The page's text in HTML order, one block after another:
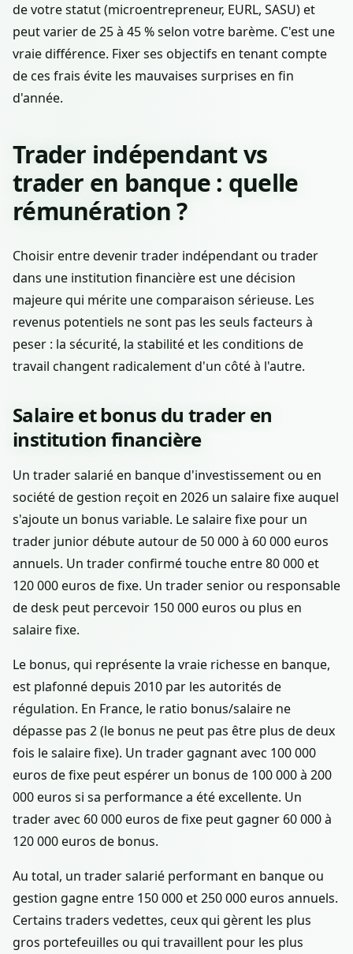
de votre statut (microentrepreneur, EURL, SASU) et
peut varier de 25 à 45 % selon votre barème. C'est une
vraie différence. Fixer ses objectifs en tenant compte
de ces frais évite les mauvaises surprises en fin
d'année.
Trader indépendant vs
trader en banque : quelle
rémunération ?
Choisir entre devenir trader indépendant ou trader
dans une institution financière est une décision
majeure qui mérite une comparaison sérieuse. Les
revenus potentiels ne sont pas les seuls facteurs à
peser : la sécurité, la stabilité et les conditions de
travail changent radicalement d'un côté à l'autre.
Salaire et bonus du trader en
institution financière
Un trader salarié en banque d'investissement ou en
société de gestion reçoit en 2026 un salaire fixe auquel
s'ajoute un bonus variable. Le salaire fixe pour un
trader junior débute autour de 50 000 à 60 000 euros
annuels. Un trader confirmé touche entre 80 000 et
120 000 euros de fixe. Un trader senior ou responsable
de desk peut percevoir 150 000 euros ou plus en
salaire fixe.
Le bonus, qui représente la vraie richesse en banque,
est plafonné depuis 2010 par les autorités de
régulation. En France, le ratio bonus/salaire ne
dépasse pas 2 (le bonus ne peut pas être plus de deux
fois le salaire fixe). Un trader gagnant avec 100 000
euros de fixe peut espérer un bonus de 100 000 à 200
000 euros si sa performance a été excellente. Un
trader avec 60 000 euros de fixe peut gagner 60 000 à
120 000 euros de bonus.
Au total, un trader salarié performant en banque ou
gestion gagne entre 150 000 et 250 000 euros annuels.
Certains traders vedettes, ceux qui gèrent les plus
gros portefeuilles ou qui travaillent pour les plus